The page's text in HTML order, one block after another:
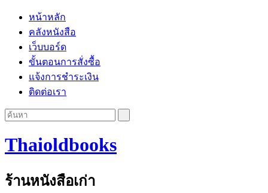
หน้าหลัก
คลังหนังสือ
เว็บบอร์ด
ขั้นตอนการสั่งซื้อ
แจ้งการชำระเงิน
ติดต่อเรา
Thaioldbooks
ร้านหนังสือเก่า